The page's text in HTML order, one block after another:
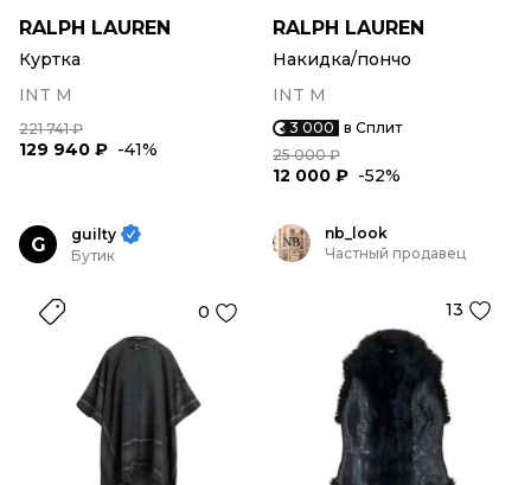
RALPH LAUREN
Куртка
INT M
221 741 ₽
129 940 ₽ -41%
RALPH LAUREN
Накидка/пончо
INT M
3 000 в Сплит
25 000 ₽
12 000 ₽ -52%
G
guilty
Бутик
0
nb_look
Частный продавец
13